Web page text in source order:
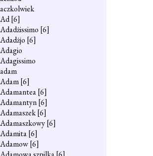
aczkolwiek
Ad[6]
Adadżissimo [6]
Adadżjo [6]
Adagio
Adagissimo
adam
Adam[6]
Adamantea[6]
Adamantyn[6]
Adamaszek[6]
Adamaszkowy[6]
Adamita[6]
Adamow[6]